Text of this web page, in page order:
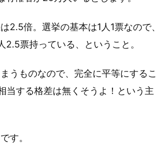
2.5倍。選挙の基本は1人1票なので、
票持っている、ということ。
うものなので、完全に平等にするこ
当する格差は無くそうよ！という主
す。